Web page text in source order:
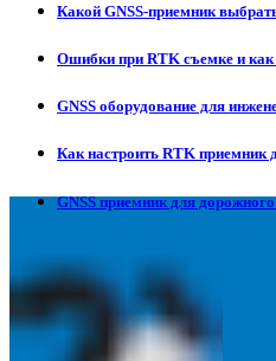
Какой GNSS-приемник
Ошибки при RTK съемке и как
GNSS оборудование для
Как настроить RTK приемник
GNSS приемник для дорожного